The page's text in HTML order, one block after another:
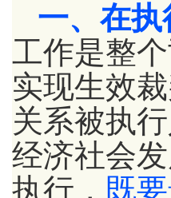
一、在
工作是整
实现生效
关系被执
经济社会
执行， 既